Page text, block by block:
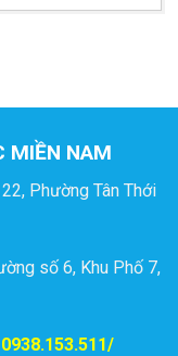
KHỬ MÙI VÀ KHỬ
MIỀN NAM
Phường Tân Thới
số 6, Khu Phố 7,